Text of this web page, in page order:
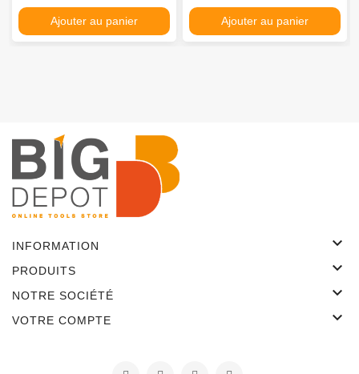
Ajouter au panier Ajouter au panier
INFORMATION 
PRODUITS 
NOTRE SOCIÉTÉ 
VOTRE COMPTE 